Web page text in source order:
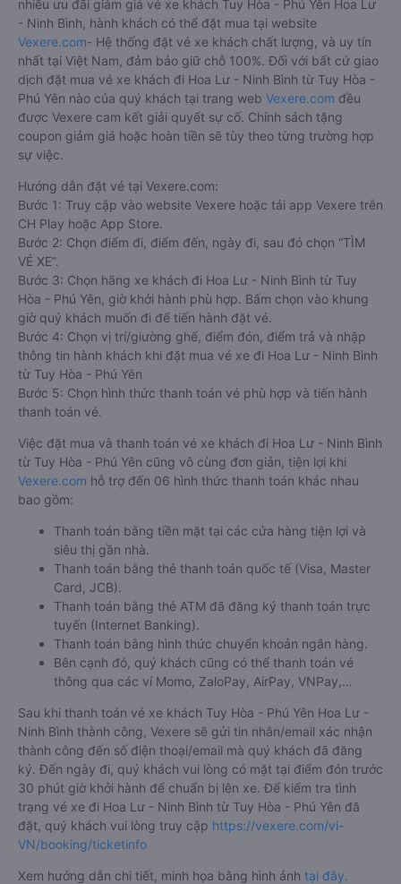
nhiều ưu đãi giảm giá vé xe khách Tuy Hòa - Phú Yên Hoa Lư
- Ninh Bình, hành khách có thể đặt mua tại website
Vexere.com- Hệ thống đặt vé xe khách chất lượng, và uy tín
nhất tại Việt Nam, đảm bảo giữ chỗ 100%. Đối với bất cứ giao
dịch đặt mua vé xe khách đi Hoa Lư - Ninh Bình từ Tuy Hòa -
Phú Yên nào của quý khách tại trang web Vexere.com đều
được Vexere cam kết giải quyết sự cố. Chính sách tặng
coupon giảm giá hoặc hoàn tiền sẽ tùy theo từng trường hợp
sự việc.
Hướng dẫn đặt vé tại Vexere.com:
Bước 1: Truy cập vào website Vexere hoặc tải app Vexere trên
CH Play hoặc App Store.
Bước 2: Chọn điểm đi, điểm đến, ngày đi, sau đó chọn “TÌM
VÉ XE”.
Bước 3: Chọn hãng xe khách đi Hoa Lư - Ninh Bình từ Tuy
Hòa - Phú Yên, giờ khởi hành phù hợp. Bấm chọn vào khung
giờ quý khách muốn đi để tiến hành đặt vé.
Bước 4: Chọn vị trí/giường ghế, điểm đón, điểm trả và nhập
thông tin hành khách khi đặt mua vé xe đi Hoa Lư - Ninh Bình
từ Tuy Hòa - Phú Yên
Bước 5: Chọn hình thức thanh toán vé phù hợp và tiến hành
thanh toán vé.
Việc đặt mua và thanh toán vé xe khách đi Hoa Lư - Ninh Bình
từ Tuy Hòa - Phú Yên cũng vô cùng đơn giản, tiện lợi khi
Vexere.com hỗ trợ đến 06 hình thức thanh toán khác nhau
bao gồm:
Thanh toán bằng tiền mặt tại các cửa hàng tiện lợi và
siêu thị gần nhà.
Thanh toán bằng thẻ thanh toán quốc tế (Visa, Master
Card, JCB).
Thanh toán bằng thẻ ATM đã đăng ký thanh toán trực
tuyến (Internet Banking).
Thanh toán bằng hình thức chuyển khoản ngân hàng.
Bên cạnh đó, quý khách cũng có thể thanh toán vé
thông qua các ví Momo, ZaloPay, AirPay, VNPay,…
Sau khi thanh toán vé xe khách Tuy Hòa - Phú Yên Hoa Lư -
Ninh Bình thành công, Vexere sẽ gửi tin nhắn/email xác nhận
thành công đến số điện thoại/email mà quý khách đã đăng
ký. Đến ngày đi, quý khách vui lòng có mặt tại điểm đón trước
30 phút giờ khởi hành để chuẩn bị lên xe. Để kiểm tra tình
trạng vé xe đi Hoa Lư - Ninh Bình từ Tuy Hòa - Phú Yên đã
đặt, quý khách vui lòng truy cập https://vexere.com/vi-
VN/booking/ticketinfo
Xem hướng dẫn chi tiết, minh họa bằng hình ảnh tại đây.